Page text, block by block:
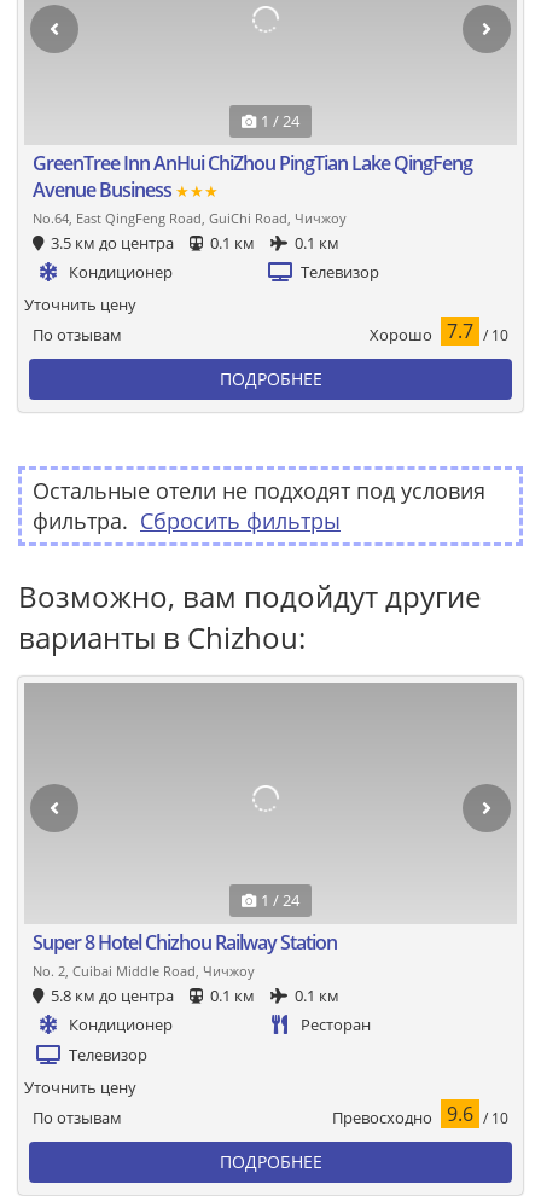
1 / 24
GreenTree Inn AnHui ChiZhou PingTian Lake QingFeng
Avenue Business ★★★
No.64, East QingFeng Road, GuiChi Road, Чичжоу
3.5 км до центра 0.1 км
0.1 км
Кондиционер
Телевизор
По отзывам Хорошо 7.7 / 10
Уточнить цену
ПОДРОБНЕЕ
Остальные отели не подходят под условия
фильтра. Сбросить фильтры
Возможно, вам подойдут другие
варианты в Chizhou:
1 / 24
Super 8 Hotel Chizhou Railway Station
No. 2, Cuibai Middle Road, Чичжоу
5.8 км до центра 0.1 км
0.1 км
Кондиционер
Ресторан
Телевизор
По отзывам Превосходно 9.6 / 10
Уточнить цену
ПОДРОБНЕЕ